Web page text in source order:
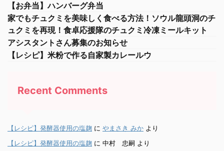
【お弁当】ハンバーグ弁当
家でもチュクミを美味しく食べる方法！ソウル龍頭洞のチ
ュクミを再現！食卓応援隊のチュクミ冷凍ミールキット
アシスタントさん募集のお知らせ
【レシピ】米粉で作る自家製カレールウ
Recent Comments
【レシピ】発酵器使用の塩麹 に やまさき みか より
【レシピ】発酵器使用の塩麹 に 中村 忠嗣 より